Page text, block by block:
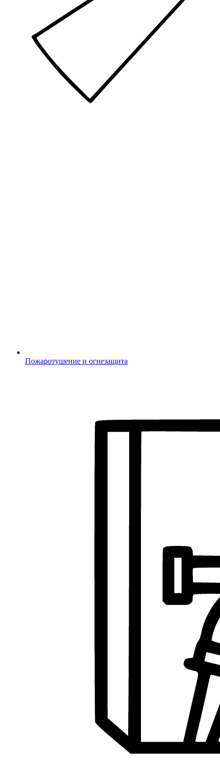
Пожаротушение и огнезащита